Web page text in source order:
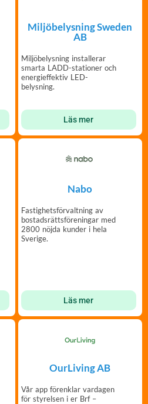
Miljöbelysning Sweden
AB
Miljöbelysning installerar
smarta LADD-stationer och
energieffektiv LED-
belysning.
Läs mer
Nabo
Fastighetsförvaltning av
bostadsrättsföreningar med
2800 nöjda kunder i hela
Sverige.
Läs mer
OurLiving AB
Vår app förenklar vardagen
för styrelsen i er Brf –